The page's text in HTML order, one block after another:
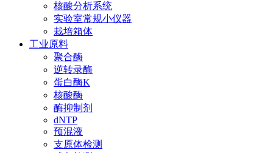
核酸分析系统
实验室常规小仪器
栽培箱体
工业原料
聚合酶
逆转录酶
蛋白酶K
核酸酶
酶抑制剂
dNTP
预混液
支原体检测